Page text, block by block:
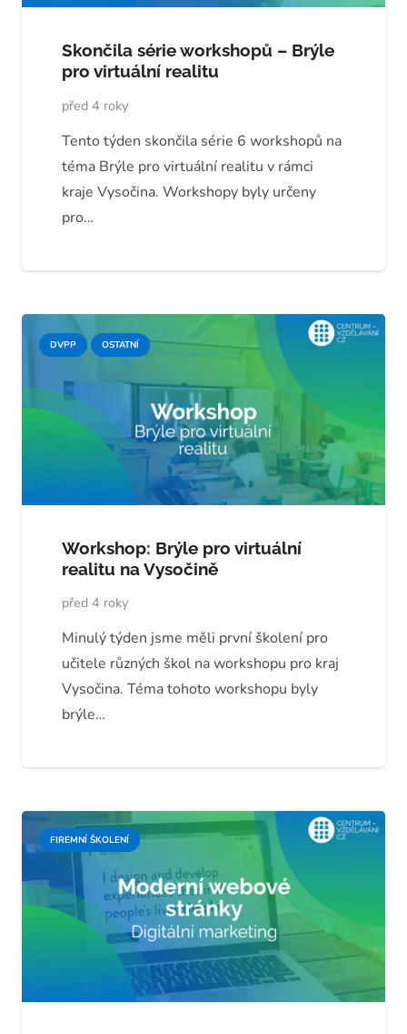
Skončila série workshopů – Brýle
pro virtuální realitu
před 4 roky
Tento týden skončila série 6 workshopů na
téma Brýle pro virtuální realitu v rámci
kraje Vysočina. Workshopy byly určeny
pro…
DVPP OSTATNÍ
Workshop: Brýle pro virtuální
realitu na Vysočině
před 4 roky
Minulý týden jsme měli první školení pro
učitele různých škol na workshopu pro kraj
Vysočina. Téma tohoto workshopu byly
brýle…
FIREMNÍ ŠKOLENÍ